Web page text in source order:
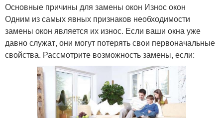
Основные причины для замены окон Износ окон
Одним из самых явных признаков необходимости
замены окон является их износ. Если ваши окна уже
давно служат, они могут потерять свои первоначальные
свойства. Рассмотрите возможность замены, если: